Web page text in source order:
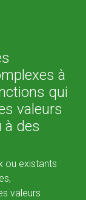
à
qui
valeurs
à des
ou existants
valeurs